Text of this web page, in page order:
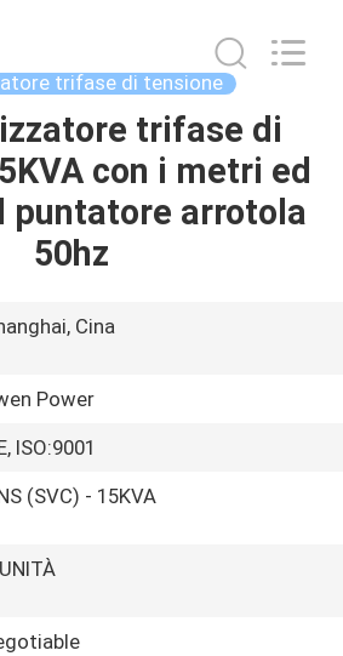
trifase di tensione
trifase di
con i metri ed
puntatore arrotola
50hz
Cina
Power
ISO:9001
(SVC) - 15KVA